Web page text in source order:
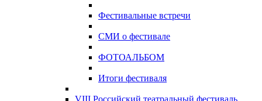
Фестивальные встречи
СМИ о фестивале
ФОТОАЛЬБОМ
Итоги фестиваля
VIII Российский театральный фестиваль